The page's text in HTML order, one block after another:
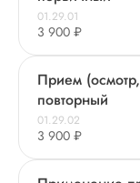
01.29.01
3 900 ₽
Прием
повторный
01.29.02
3 900 ₽